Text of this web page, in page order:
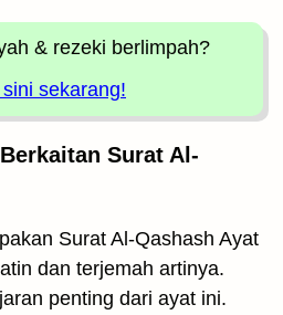
& rezeki berlimpah?
sekarang!
Surat Al-
Surat Al-Qashash Ayat
dan terjemah artinya.
penting dari ayat ini.